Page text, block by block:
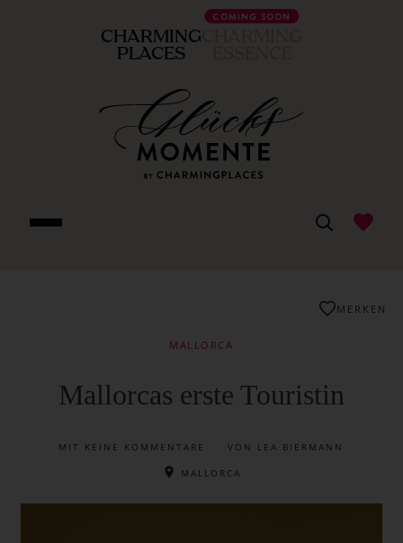
CHARMING
PLACES
COMING SOON
MALLORCA
Mallorcas erste Touristin
MIT KEINE KOMMENTARE VON LEA BIERMANN
MALLORCA
MERKEN